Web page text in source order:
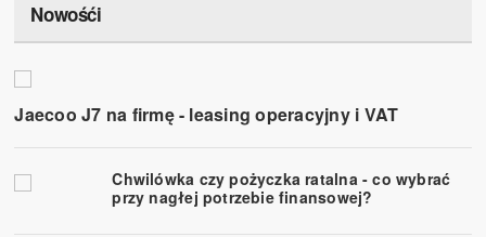
Nowośći
Jaecoo J7 na firmę - leasing operacyjny i VAT
Chwilówka czy pożyczka ratalna - co wybrać
przy nagłej potrzebie finansowej?